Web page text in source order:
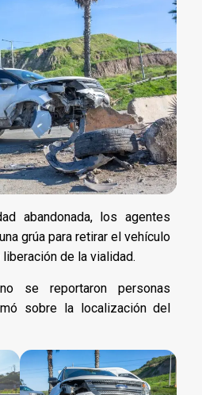
abandonada, los agentes
grúa para retirar el vehículo
de la vialidad.
se reportaron personas
sobre la localización del